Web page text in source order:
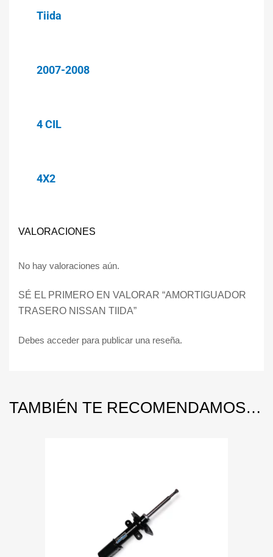
Tiida
2007-2008
4 CIL
4X2
VALORACIONES
No hay valoraciones aún.
SÉ EL PRIMERO EN VALORAR “AMORTIGUADOR
TRASERO NISSAN TIIDA”
Debes acceder para publicar una reseña.
TAMBIÉN TE RECOMENDAMOS…
Add to Wishlist
Add to Compare